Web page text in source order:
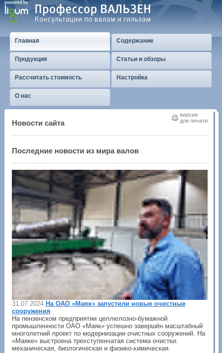
Главная Содержание
Продукция Статьи и обзоры
Рассчитать стоимость Настройка
О нас
версия
для печати
Новости сайта
Последние новости из мира валов
31.07.2024 На ОАО «Маяк» запустили новые очистные
сооружения
На пензенском предприятии целлюлозно-бумажной
промышленности ОАО «Маяк» успешно завершён масштабный
многолетний проект по модернизации очистных сооружений. На
«Маяке» выстроена трехступенчатая система очистки:
механическая, биологическая и физико-химическая.